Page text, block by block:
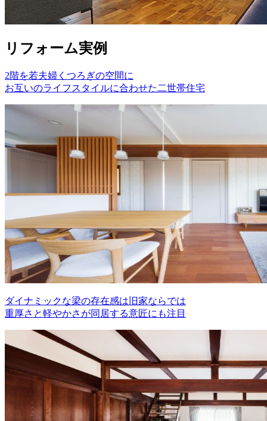
リフォーム実例
2階を若夫婦くつろぎの空間に
お互いのライフスタイルに合わせた二世帯住宅
ダイナミックな梁の存在感は旧家ならでは
重厚さと軽やかさが同居する意匠にも注目